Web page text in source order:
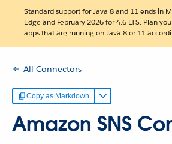
Standard support for Java 8 and 11 ends in
Edge and February 2026 for 4.6 LTS. Plan
apps that are running on Java 8 or 11
All Connectors
Copy as Markdown
Amazon SNS